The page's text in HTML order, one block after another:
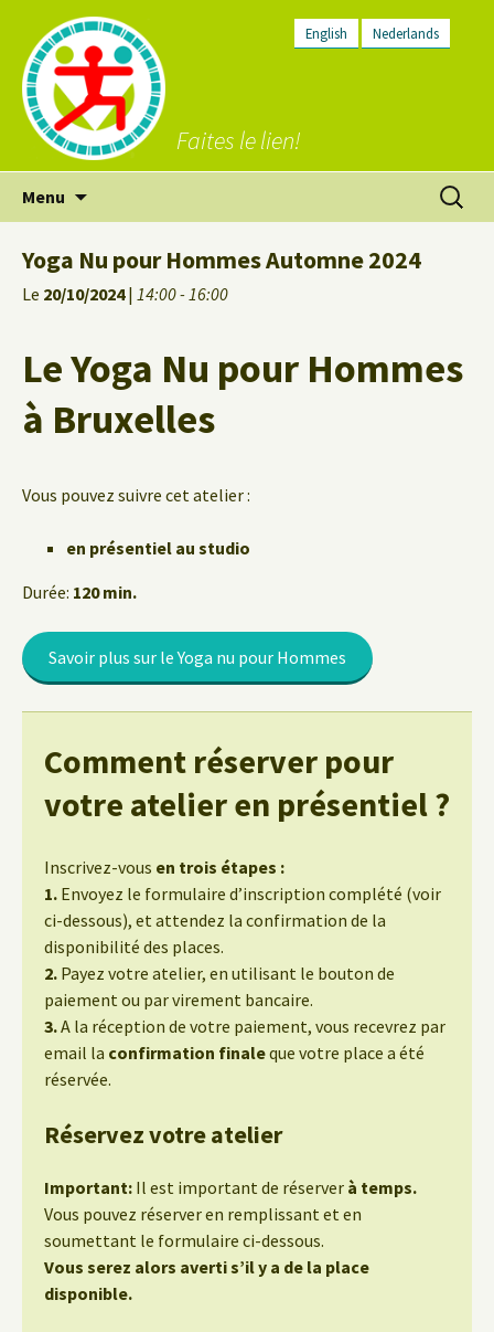
English Nederlands
Faites le lien!
Menu
Yoga Nu pour Hommes Automne 2024
Le 20/10/2024| 14:00 - 16:00
Le Yoga Nu pour Hommes
à Bruxelles
Vous pouvez suivre cet atelier :
en présentiel au studio
Durée: 120 min.
Savoir plus sur le Yoga nu pour Hommes
Comment réserver pour
votre atelier en présentiel ?
Inscrivez-vous en trois étapes :
1. Envoyez le formulaire d’inscription complété (voir
ci-dessous), et attendez la confirmation de la
disponibilité des places.
2. Payez votre atelier, en utilisant le bouton de
paiement ou par virement bancaire.
3.A la réception de votre paiement, vous recevrez par
email la confirmation finaleque votre place a été
réservée.
Réservez votre atelier
Important: Il est important de réserver à temps.
Vous pouvez réserver en remplissant et en
soumettant le formulaire ci-dessous.
Vous serez alors averti s’il y a de la place
disponible.